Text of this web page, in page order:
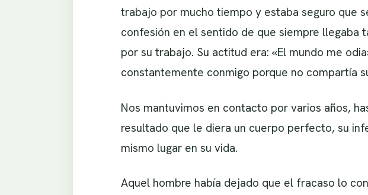
trabajo por mucho tiempo y estaba seguro que
confesión en el sentido de que siempre llegaba
por su trabajo. Su actitud era: «El mundo me
constantemente conmigo porque no compartía
Nos mantuvimos en contacto por varios años,
resultado que le diera un cuerpo perfecto, su
mismo lugar en su vida.
Aquel hombre había dejado que el fracaso lo